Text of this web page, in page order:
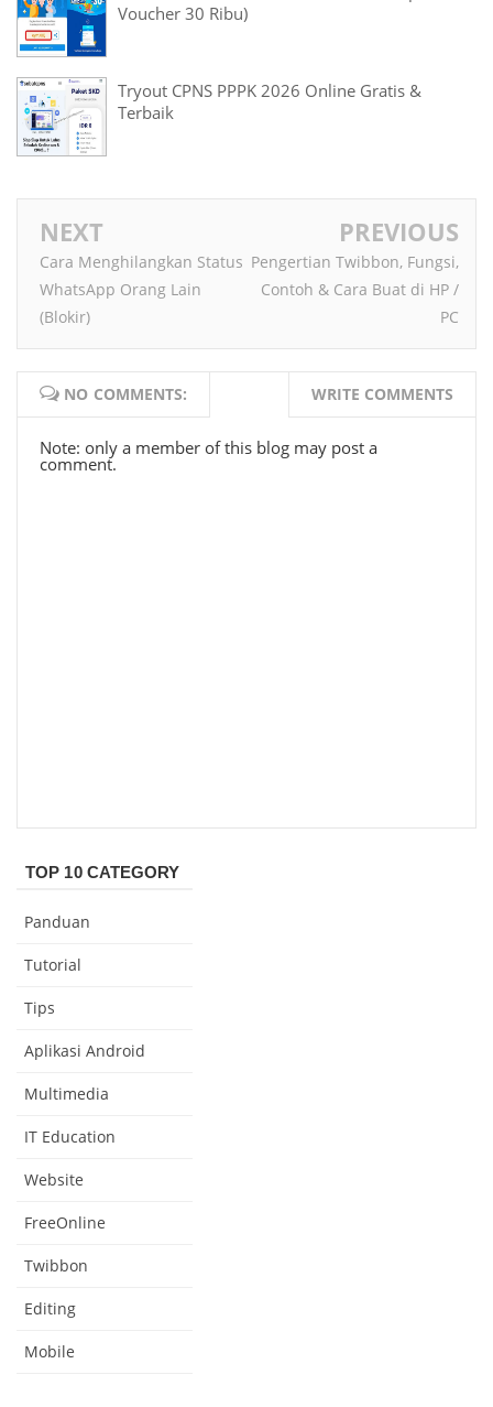
Voucher 30 Ribu)
Tryout CPNS PPPK 2026 Online Gratis &
Terbaik
NEXT
Cara Menghilangkan Status
WhatsApp Orang Lain
(Blokir)
PREVIOUS
Pengertian Twibbon, Fungsi,
Contoh & Cara Buat di HP /
PC
NO COMMENTS: WRITE COMMENTS
Note: only a member of this blog may post a
comment.
TOP 10 CATEGORY
Panduan
Tutorial
Tips
Aplikasi Android
Multimedia
IT Education
Website
FreeOnline
Twibbon
Editing
Mobile